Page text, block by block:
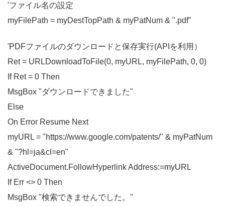
'ファイル名の設定
myFilePath = myDestTopPath & myPatNum & ".pdf"
'PDFファイルのダウンロードと保存実行(APIを利用）
Ret = URLDownloadToFile(0, myURL, myFilePath, 0, 0)
If Ret = 0 Then
MsgBox "ダウンロードできました"
Else
On Error Resume Next
myURL = "https://www.google.com/patents/" & myPatNum
& "?hl=ja&cl=en"
ActiveDocument.FollowHyperlink Address:=myURL
If Err <> 0 Then
MsgBox "検索できませんでした。"